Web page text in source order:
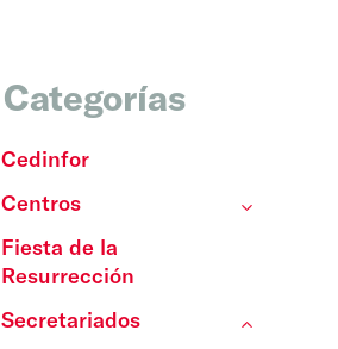
Categorías
Cedinfor
Centros
Fiesta de la
Resurrección
Secretariados